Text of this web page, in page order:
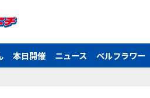
本日開催 ニュース ベルフラワー